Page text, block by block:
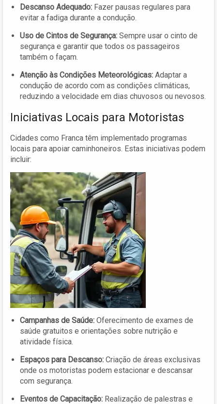
Descanso Adequado: Fazer pausas regulares para
evitar a fadiga durante a condução.
Uso de Cintos de Segurança: Sempre usar o cinto de
segurança e garantir que todos os passageiros
também o façam.
Atenção às Condições Meteorológicas: Adaptar a
condução de acordo com as condições climáticas,
reduzindo a velocidade em dias chuvosos ou nevosos.
Iniciativas Locais para Motoristas
Cidades como Franca têm implementado programas
locais para apoiar caminhoneiros. Estas iniciativas podem
incluir:
Campanhas de Saúde: Oferecimento de exames de
saúde gratuitos e orientações sobre nutrição e
atividade física.
Espaços para Descanso: Criação de áreas exclusivas
onde os motoristas podem estacionar e descansar
com segurança.
Eventos de Capacitação: Realização de palestras e